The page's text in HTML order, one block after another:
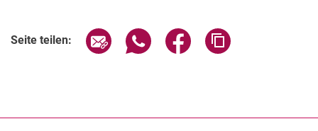
Seite teilen: Seite über E-Mail teilen
Seite über WhatsApp teilen
Seite über Facebook